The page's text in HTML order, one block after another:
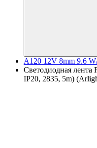
A120 12V 8mm 9.6
Светодиодная лента
IP20, 2835, 5m)